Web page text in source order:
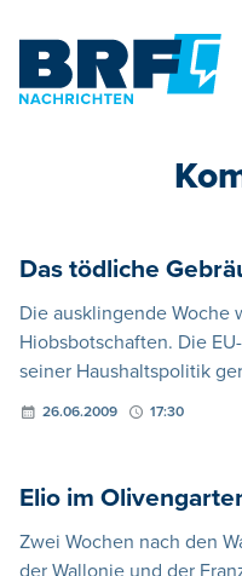
Das tödliche
Die ausklingende Woche
Hiobsbotschaften. Die
seiner Haushaltspolitik
26.06.2009 17:30
Elio im
Zwei Wochen nach den
der Wallonie und der